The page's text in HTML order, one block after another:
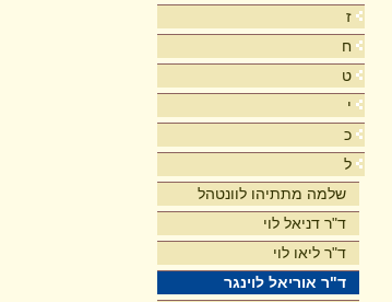
ז
ח
ט
י
כ
ל
שלמה מתתיהו לוונטהל
ד"ר דניאל לוי
ד"ר ליאו לוי
ד"ר אוריאל לוינגר